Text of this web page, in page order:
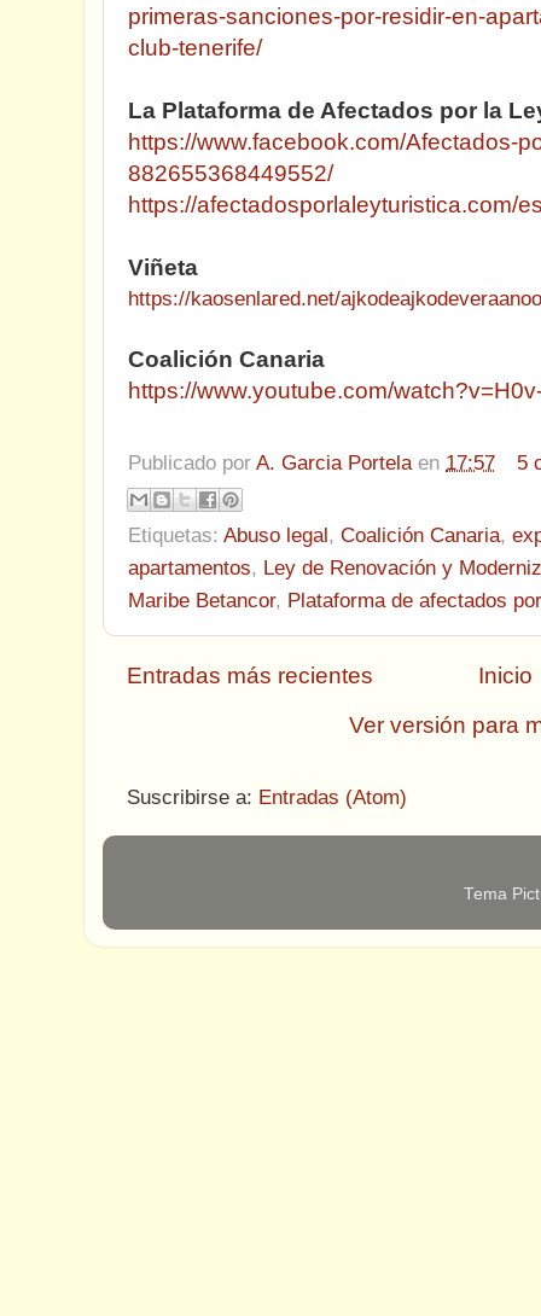
primeras-sanciones-por-residir-en-
club-tenerife/
La Plataforma de Afectados por la
https://www.facebook.com/Afectados-
882655368449552/
https://afectadosporlaleyturistica.com/
Viñeta
https://kaosenlared.net/
Coalición Canaria
https://www.youtube.com/
Publicado por A. Garcia Portela en 17:57 5
Etiquetas: Abuso legal, Coalición Canaria,
apartamentos, Ley de Renovación y
Maribe Betancor, Plataforma de afectados
Entradas más recientes
Inicio
Ver versión para
Suscribirse a: Entradas (Atom)
Tema